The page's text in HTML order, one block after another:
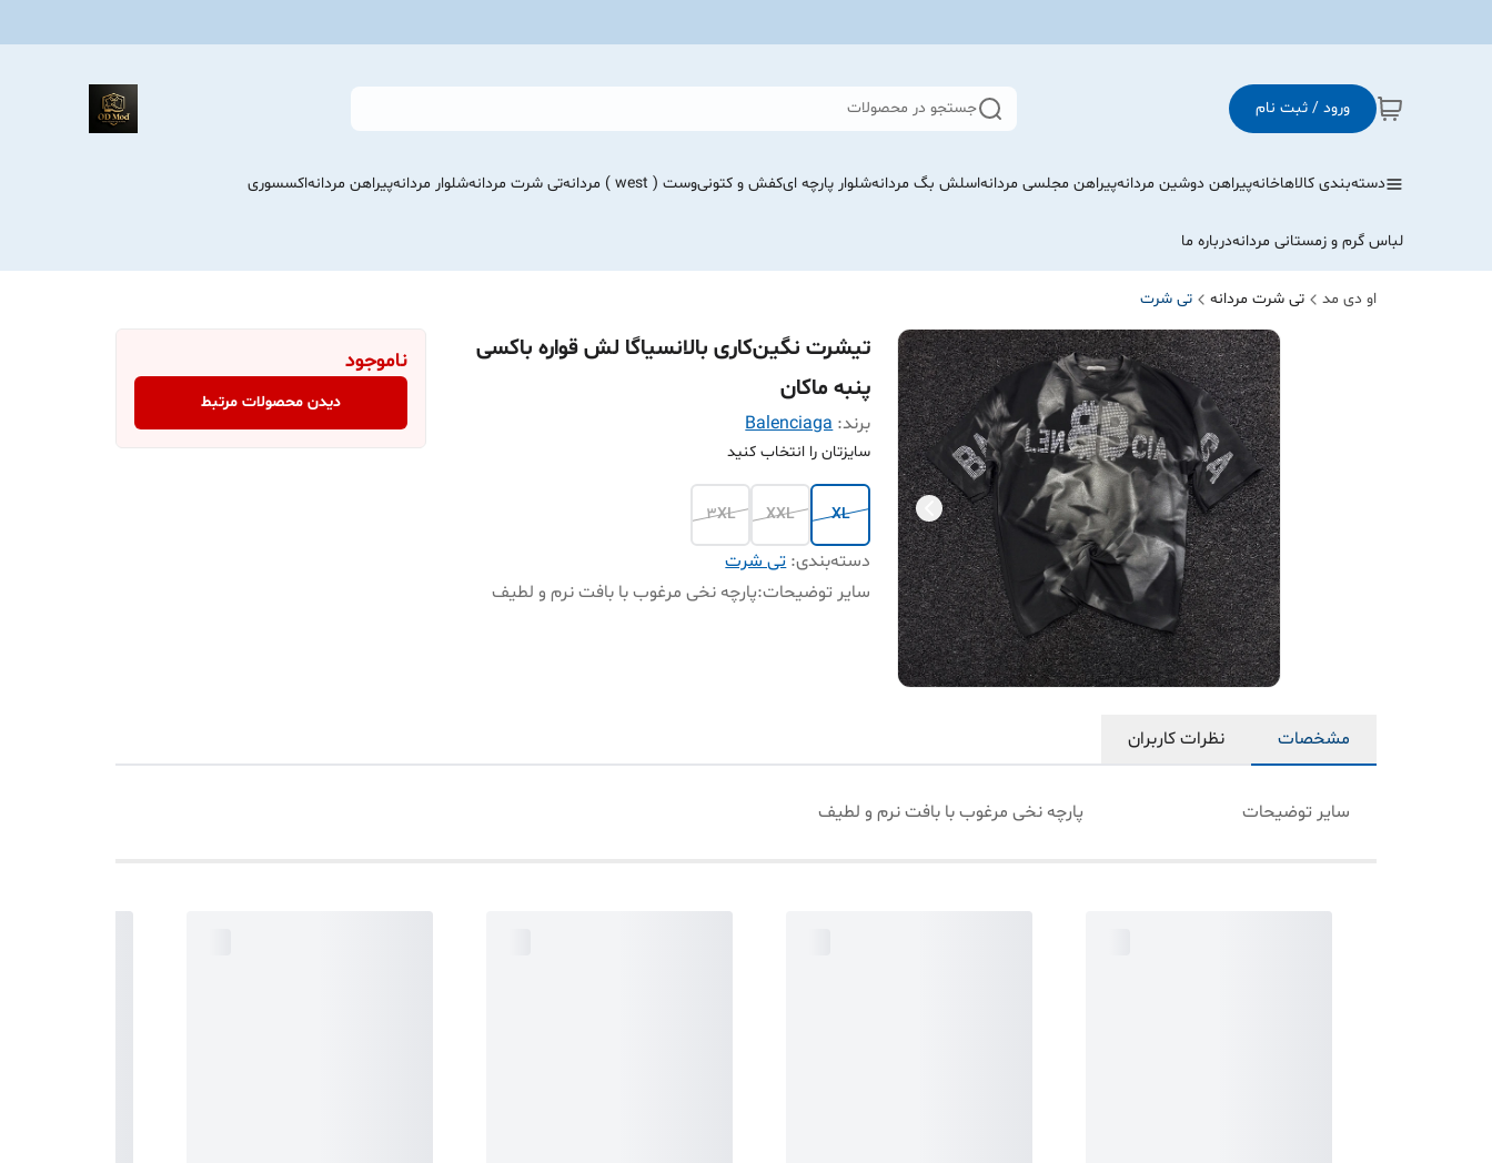
ورود / ثبت نام جستجو در محصولات
دسته‌بندی کالاهاخانهپیراهن دوشین مردانهپیراهن مجلسی مردانهاسلش بگ مردانهشلوار پارچه ایکفش و کتونیوست ( west ) مردانه تی شرت مردانهشلوار مردانهپیراهن مردانهاکسسوری
لباس گرم و زمستانی مردانهدرباره ما
او دی مد تی شرت مردانه تی شرت
تیشرت نگین‌کاری بالانسیاگا لش قواره باکسی
پنبه ماکان
برند: Balenciaga
سایزتان را انتخاب کنید
XL
XXL
3XL
دسته‌بندی:تی شرت
سایر توضیحات:پارچه نخی مرغوب با بافت نرم و لطیف
ناموجود
دیدن محصولات مرتبط
مشخصات نظرات کاربران
سایر توضیحات پارچه نخی مرغوب با بافت نرم و لطیف